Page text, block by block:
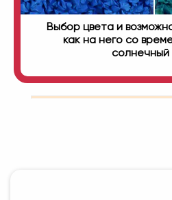
Выбор цвета и
как на него со
солнечный